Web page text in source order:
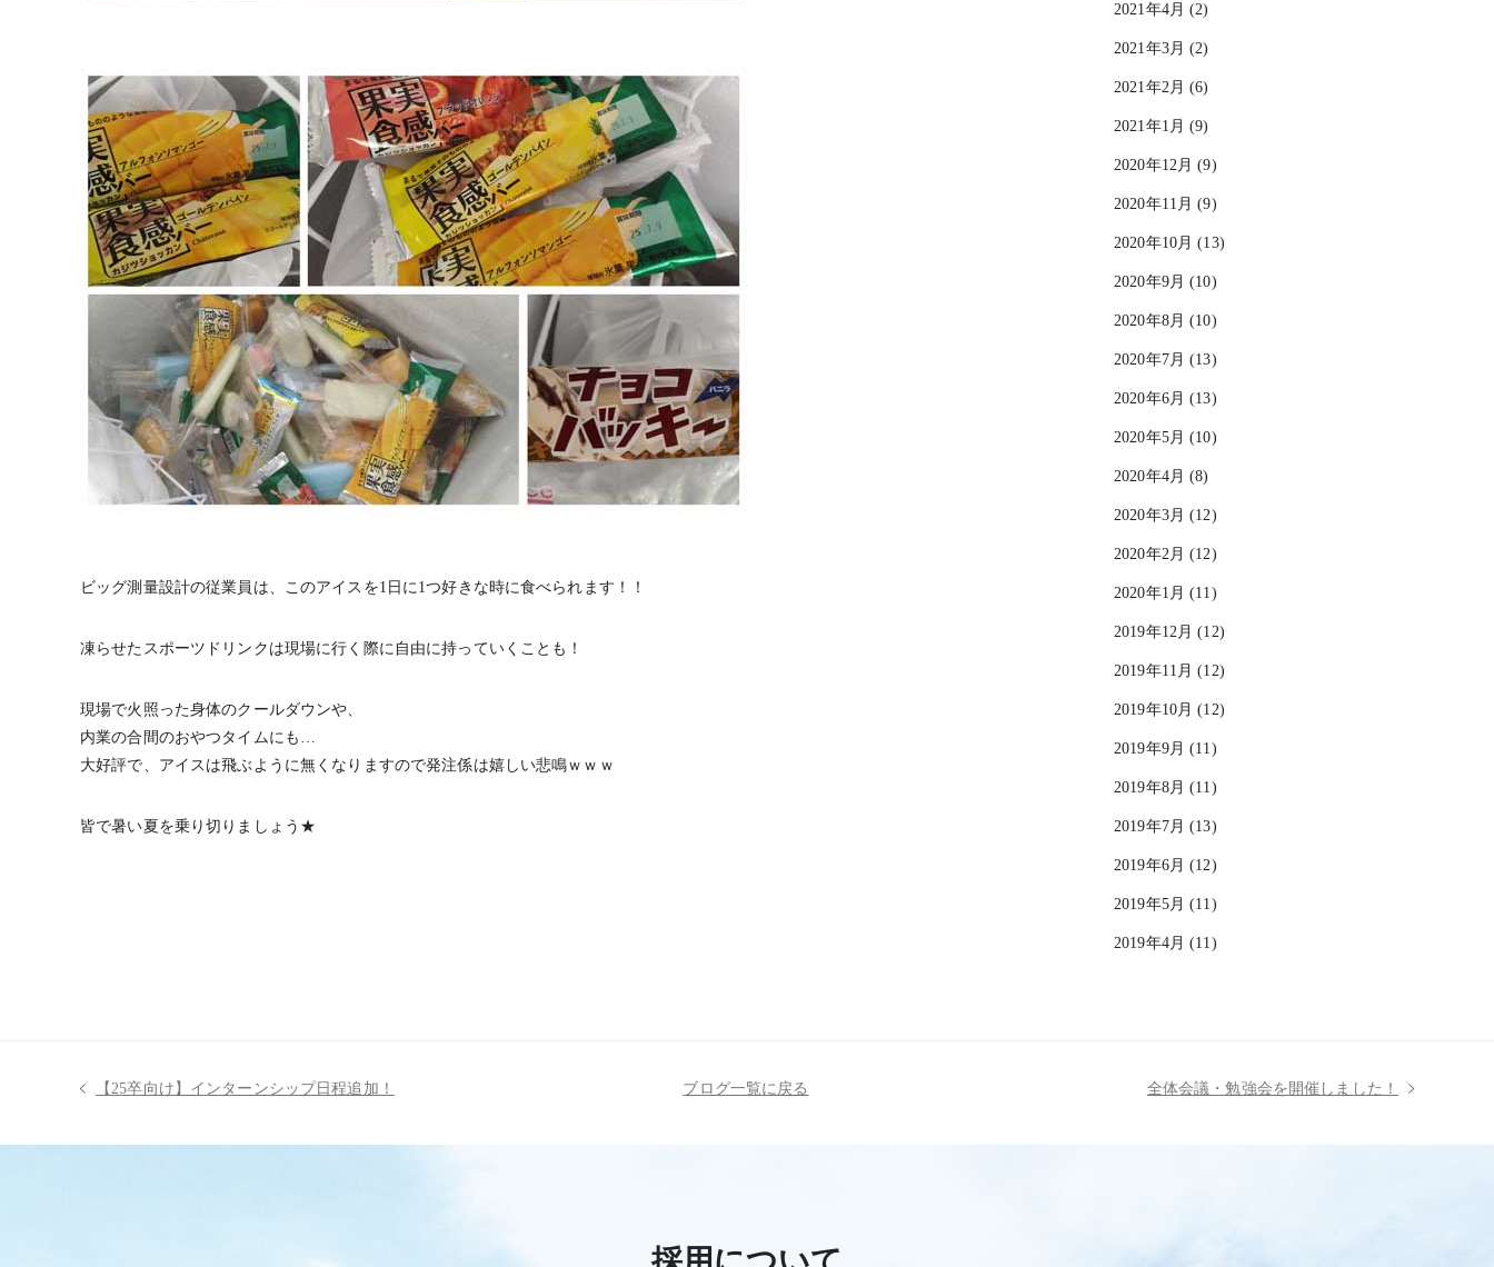
ビッグ測量設計の従業員は、このアイスを1日に1つ好きな時に食べられます！！
凍らせたスポーツドリンクは現場に行く際に自由に持っていくことも！
現場で火照った身体のクールダウンや、
内業の合間のおやつタイムにも…
大好評で、アイスは飛ぶように無くなりますので発注係は嬉しい悲鳴ｗｗｗ
皆で暑い夏を乗り切りましょう★
2021年4月 (2)
2021年3月 (2)
2021年2月 (6)
2021年1月 (9)
2020年12月 (9)
2020年11月 (9)
2020年10月 (13)
2020年9月 (10)
2020年8月 (10)
2020年7月 (13)
2020年6月 (13)
2020年5月 (10)
2020年4月 (8)
2020年3月 (12)
2020年2月 (12)
2020年1月 (11)
2019年12月 (12)
2019年11月 (12)
2019年10月 (12)
2019年9月 (11)
2019年8月 (11)
2019年7月 (13)
2019年6月 (12)
2019年5月 (11)
2019年4月 (11)
【25卒向け】インターンシップ日程追加！ ブログ一覧に戻る 全体会議・勉強会を開催しました！